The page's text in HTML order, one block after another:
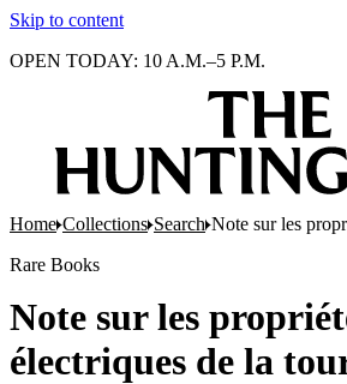
Skip to content
OPEN TODAY: 10 A.M.–5 P.M.
Home Collections Search Note sur les
Rare Books
Note sur les
électriques de la